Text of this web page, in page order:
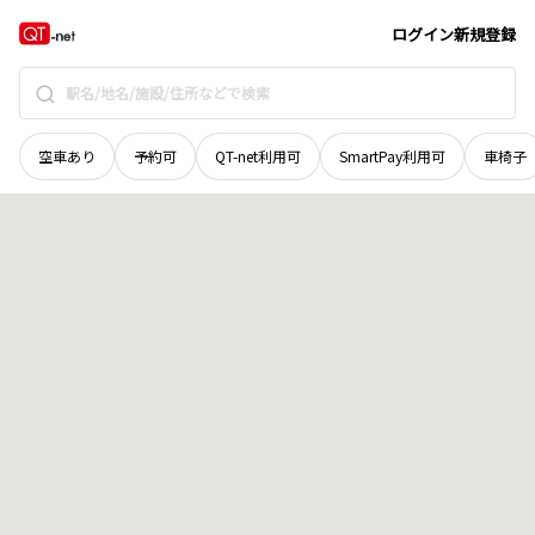
ログイン新規登録
空車あり 予約可 QT-net利用可 SmartPay利用可 車椅子
青森県